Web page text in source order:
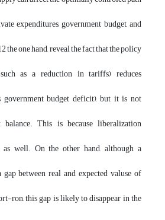
expenditures, government budget, and
the one hand, reveal the fact that the policy
as a reduction in tariffs) reduces
government budget deficit), but it is not
This is because liberalization
as well. On the other hand, although a
between real and expected valuse of
ron, this gap is likely to disappear in the